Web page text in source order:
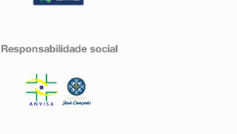
Responsabilidade social